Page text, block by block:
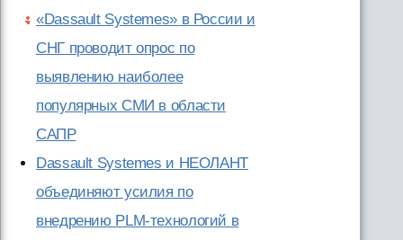
«Dassault Systemes» в России и
СНГ проводит опрос по
выявлению наиболее
популярных СМИ в области
САПР
Dassault Systemes и НЕОЛАНТ
объединяют усилия по
внедрению PLM-технологий в